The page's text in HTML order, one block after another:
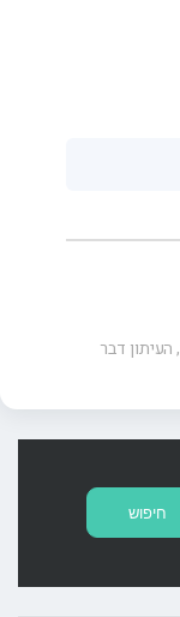
,העיתון דבר